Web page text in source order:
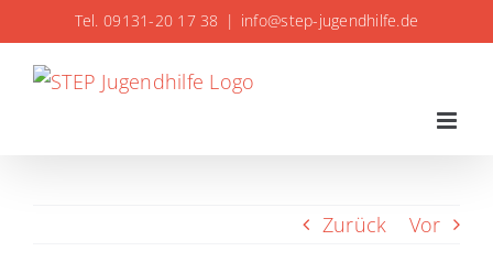
Inhalt
springen
Tel. 09131-20 17 38 | info@step-jugendhilfe.de
Zurück Vor